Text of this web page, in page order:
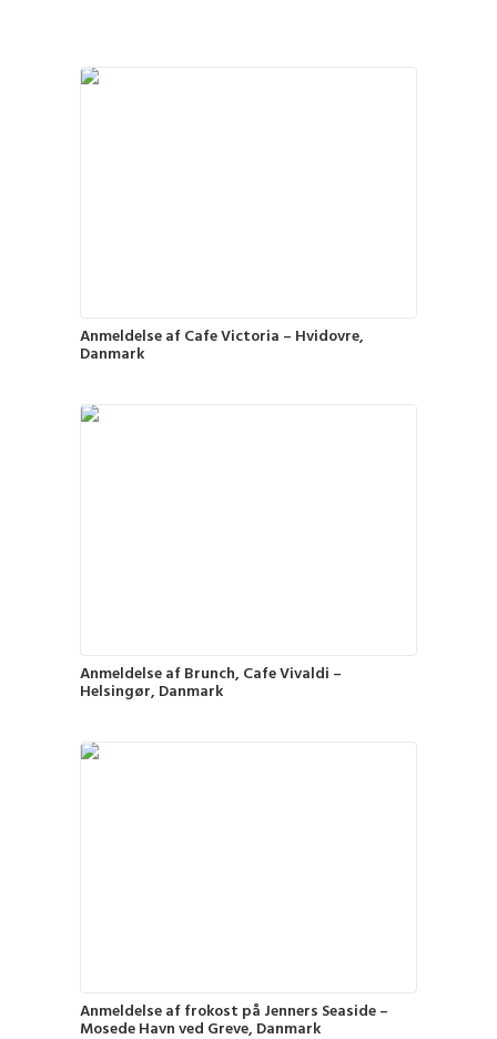
Anmeldelse af Cafe Victoria – Hvidovre,
Danmark
Anmeldelse af Brunch, Cafe Vivaldi –
Helsingør, Danmark
Anmeldelse af frokost på Jenners Seaside –
Mosede Havn ved Greve, Danmark